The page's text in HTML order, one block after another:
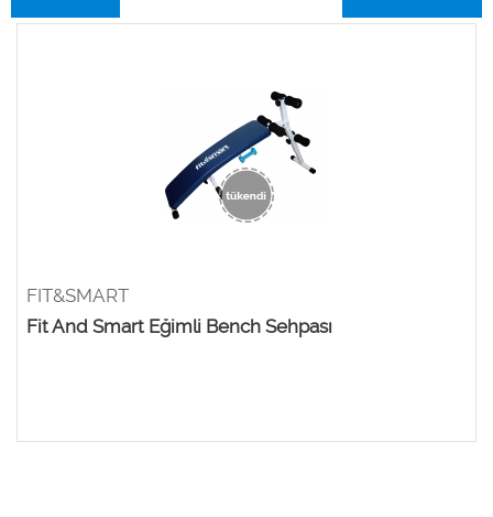
FIT&SMART
Fit And Smart Eğimli Bench Sehpası